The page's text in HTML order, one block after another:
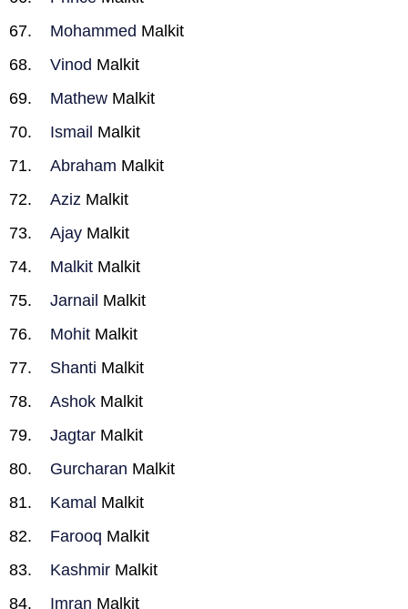
Mohammed Malkit
Vinod Malkit
Mathew Malkit
Ismail Malkit
Abraham Malkit
Aziz Malkit
Ajay Malkit
Malkit Malkit
Jarnail Malkit
Mohit Malkit
Shanti Malkit
Ashok Malkit
Jagtar Malkit
Gurcharan Malkit
Kamal Malkit
Farooq Malkit
Kashmir Malkit
Imran Malkit